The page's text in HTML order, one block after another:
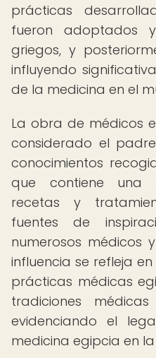
prácticas
fueron adoptados
griegos, y
influyendo
de la medicina en el
La obra de médicos
considerado el
conocimientos
que contiene una
recetas y
fuentes de
numerosos médicos
influencia se refleja
prácticas médicas
tradiciones
evidenciando el
medicina egipcia en